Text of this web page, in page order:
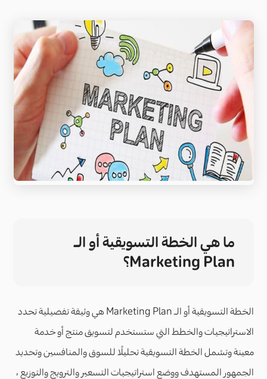
ما هي الخطة التسويقية أو الـ
Marketing Plan؟
الخطة التسويقية أو الـ Marketing Plan هي وثيقة تفصيلية تحدد
الاستراتيجيات والخطط التي ستستخدم لتسويق منتج أو خدمة
معينة وتشمل الخطة التسويقية تحليلًا للسوق والمنافسين وتحديد
الجمهور المستهدف ووضع استراتيجيات التسعير والترويج والتوزيع ،